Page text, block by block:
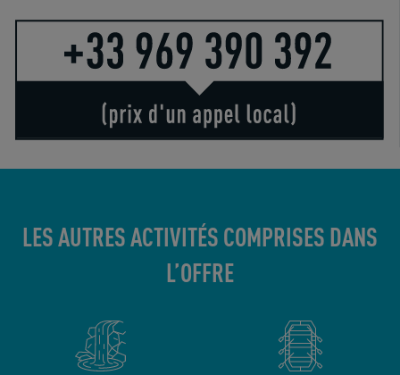
LES AUTRES ACTIVITÉS COMPRISES DANS
L’OFFRE